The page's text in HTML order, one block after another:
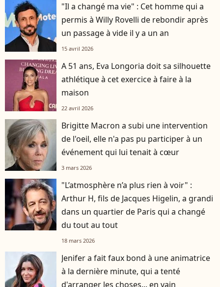
"Il a changé ma vie" : Cet homme qui a
permis à Willy Rovelli de rebondir après
un passage à vide il y a un an
15 avril 2026
A 51 ans, Eva Longoria doit sa silhouette
athlétique à cet exercice à faire à la
maison
22 avril 2026
Brigitte Macron a subi une intervention
de l'oeil, elle n'a pas pu participer à un
événement qui lui tenait à cœur
3 mars 2026
"L’atmosphère n’a plus rien à voir" :
Arthur H, fils de Jacques Higelin, a grandi
dans un quartier de Paris qui a changé
du tout au tout
18 mars 2026
Jenifer a fait faux bond à une animatrice
à la dernière minute, qui a tenté
d'arranger les choses... en vain